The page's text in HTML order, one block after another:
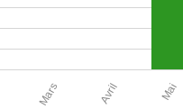
Mai
Avril
Mars